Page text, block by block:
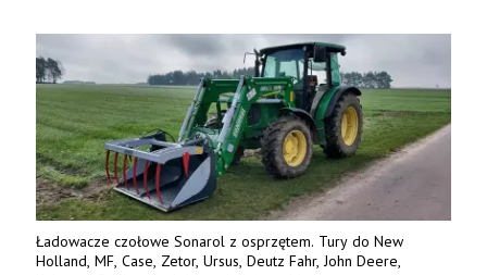
Ładowacze czołowe Sonarol z osprzętem. Tury do New
Holland, MF, Case, Zetor, Ursus, Deutz Fahr, John Deere,